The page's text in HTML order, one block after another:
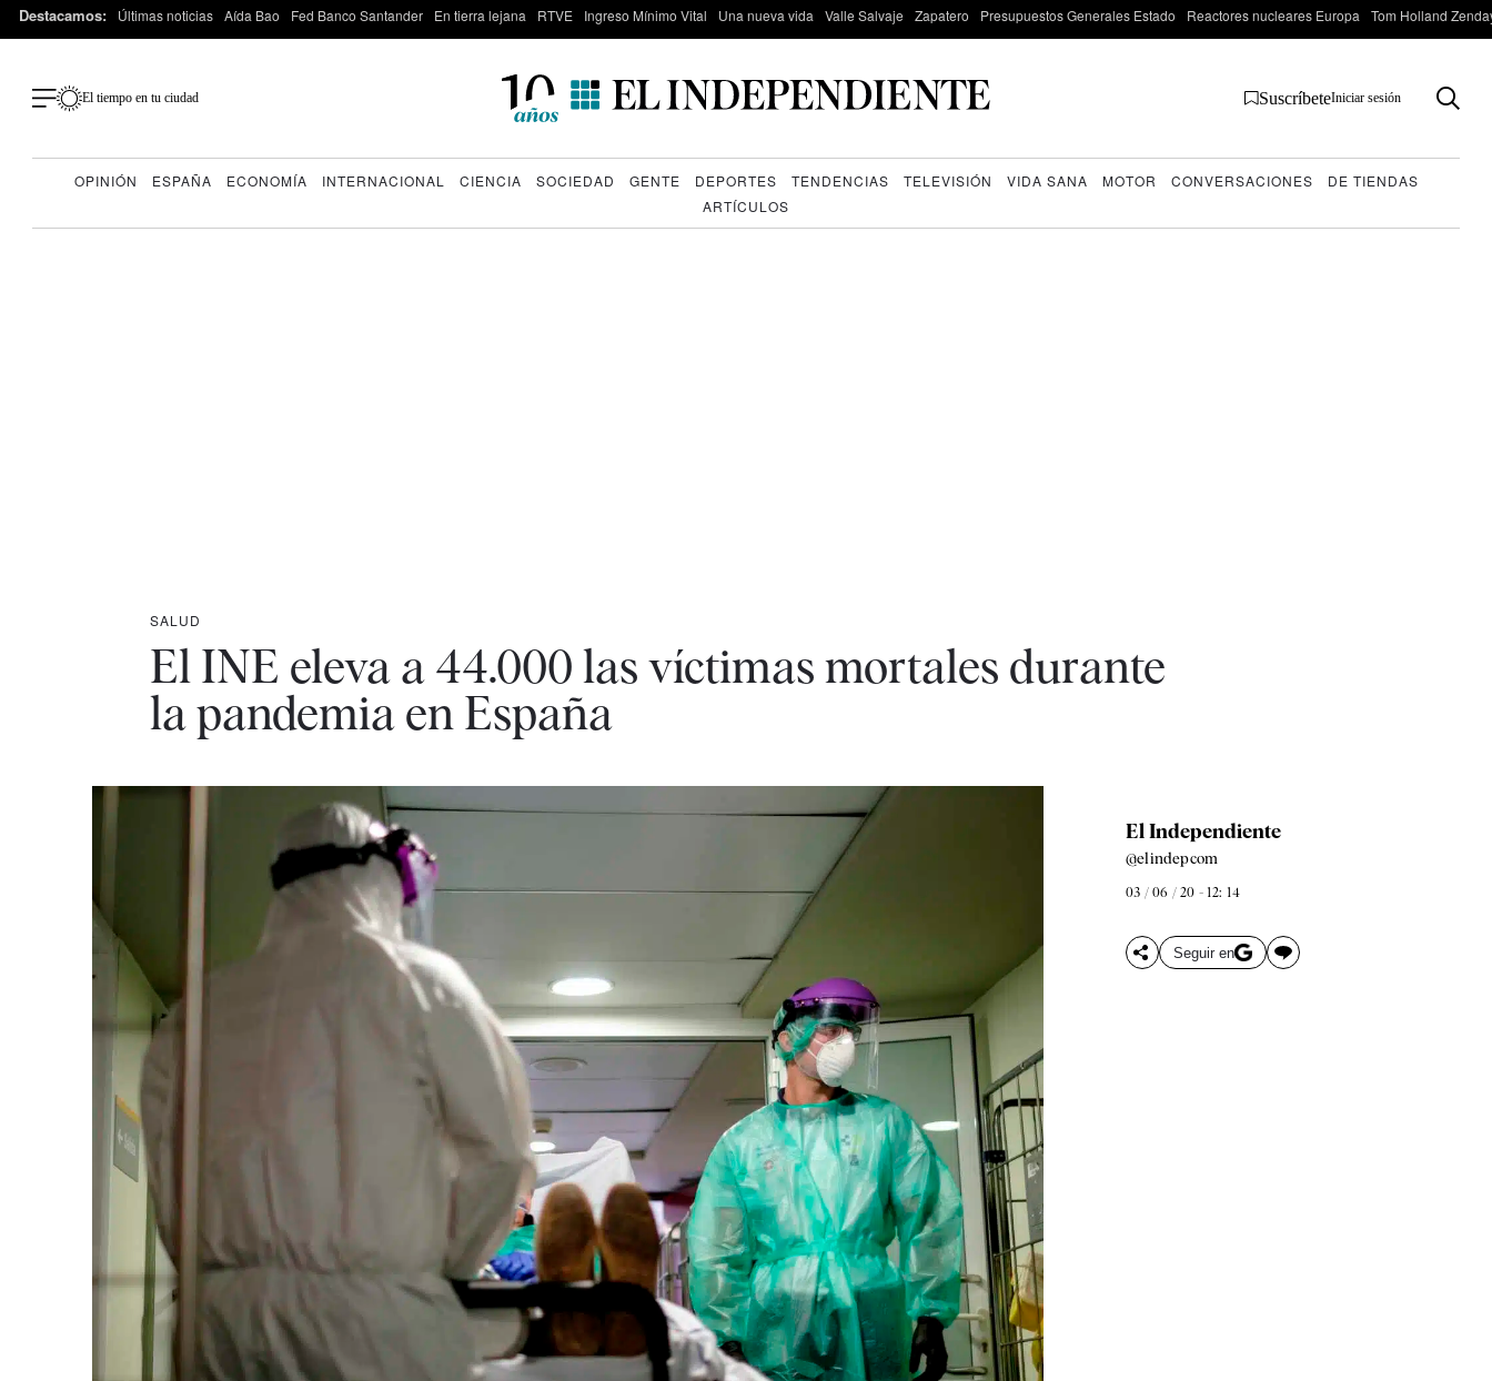
Destacamos: Últimas noticias Aída Bao Fed Banco Santander En tierra lejana RTVE Ingreso Mínimo Vital Una nueva vida Valle Salvaje Zapatero Presupuestos Generales Estado Reactores nucleares Europa Tom Holland
El tiempo en tu ciudad SuscríbeteIniciar sesión
OPINIÓN ESPAÑA ECONOMÍA INTERNACIONAL CIENCIA SOCIEDAD GENTE DEPORTES TENDENCIAS TELEVISIÓN VIDA SANA MOTOR CONVERSACIONES
DE TIENDAS
ARTÍCULOS
SALUD
El INE eleva a 44.000 las víctimas mortales durante
la pandemia en España
El Independiente
@elindepcom
03 / 06 / 20 - 12: 14
Seguir en